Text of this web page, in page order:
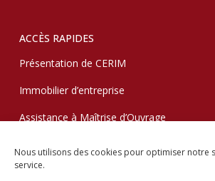
Nous utilisons des cookies pour optimiser notre
service.
ACCÈS RAPIDES
Présentation de CERIM
Immobilier d’entreprise
Assistance à Maîtrise d’Ouvrage
Partenaires